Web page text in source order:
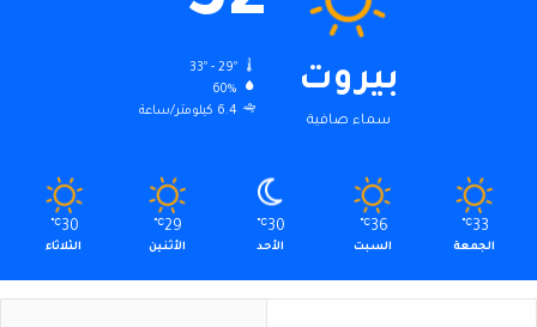
بيروت
سماء صافية
33º - 29º
60%
6.4 كيلومتر/ساعة
33
℃
الجمعة
36
℃
السبت
30
℃
الأحد
29
℃
الأثنين
30
℃
الثلاثاء